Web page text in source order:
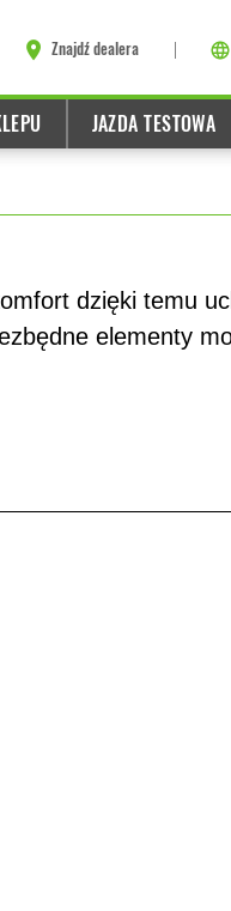
Znajdź dealera
JAZDA TESTOWA
dzięki temu
elementy